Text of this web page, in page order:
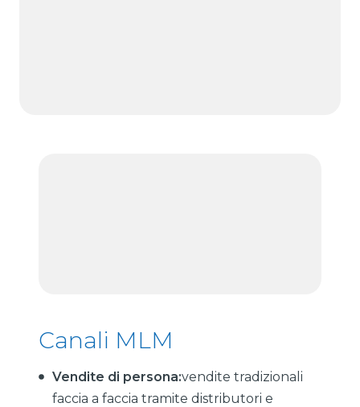
Canali MLM
Vendite di persona:vendite tradizionali
faccia a faccia tramite distributori e